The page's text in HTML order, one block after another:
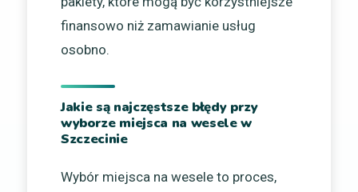
finansowo niż zamawianie usług
osobno.
Jakie są najczęstsze błędy przy
wyborze miejsca na wesele w
Szczecinie
Wybór miejsca na wesele to proces,